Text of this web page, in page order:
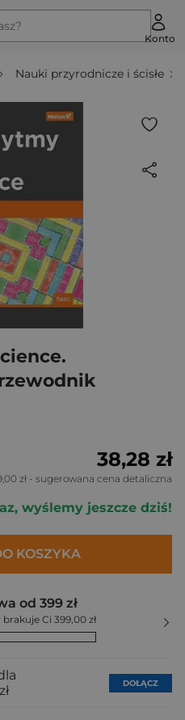
Konto
Nauki przyrodnicze i ścisłe
38,28 zł
zł - sugerowana cena detaliczna
wyślemy jeszcze dziś!
KOSZYKA
od 399 zł
Ci 399,00 zł
DOŁĄCZ